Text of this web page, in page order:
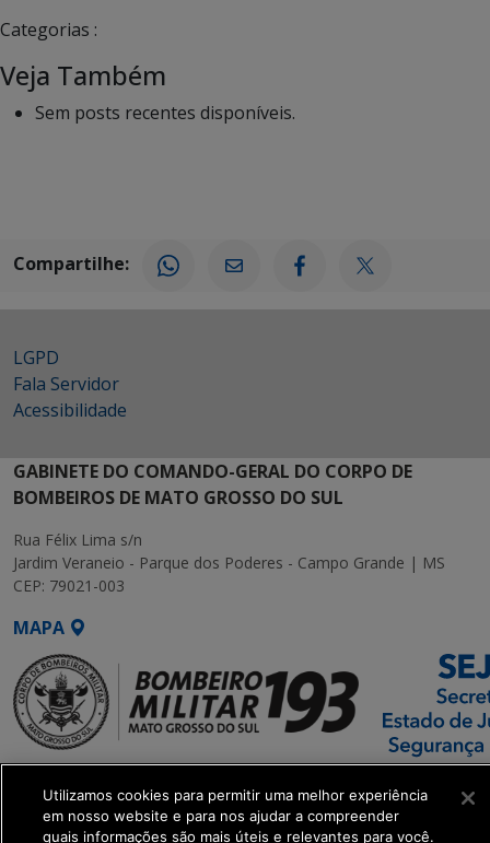
Categorias :
Veja Também
Sem posts recentes disponíveis.
Compartilhe:
LGPD
Fala Servidor
Acessibilidade
GABINETE DO COMANDO-GERAL DO CORPO DE
BOMBEIROS DE MATO GROSSO DO SUL
Rua Félix Lima s/n
Jardim Veraneio - Parque dos Poderes - Campo Grande | MS
CEP: 79021-003
MAPA
SETDIG | Secretaria-
Executiva de
Transformação Digital
Utilizamos cookies para permitir uma melhor experiência
em nosso website e para nos ajudar a compreender
quais informações são mais úteis e relevantes para você.